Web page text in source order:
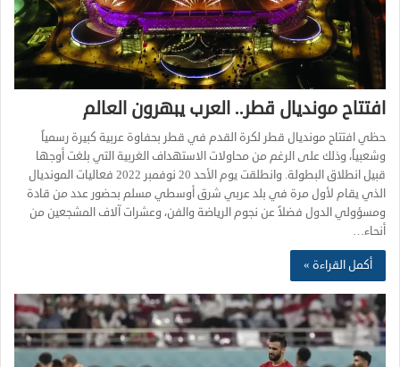
افتتاح مونديال قطر.. العرب يبهرون العالم
حظي افتتاح مونديال قطر لكرة القدم في قطر بحفاوة عربية كبيرة رسمياً
وشعبياً، وذلك على الرغم من محاولات الاستهداف الغربية التي بلغت أوجها
قبيل انطلاق البطولة. وانطلقت يوم الأحد 20 نوفمبر 2022 فعاليات المونديال
الذي يقام لأول مرة في بلد عربي شرق أوسطي مسلم بحضور عدد من قادة
ومسؤولي الدول فضلاً عن نجوم الرياضة والفن، وعشرات آلاف المشجعين من
أنحاء…
أكمل القراءة »